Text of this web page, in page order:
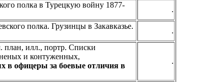
полка в Турецкую войну 1877-
.
полка. Грузинцы в Закавказье.
.
план, илл., портр. Списки
и контуженных,
в офицеры за боевые отличия в
.